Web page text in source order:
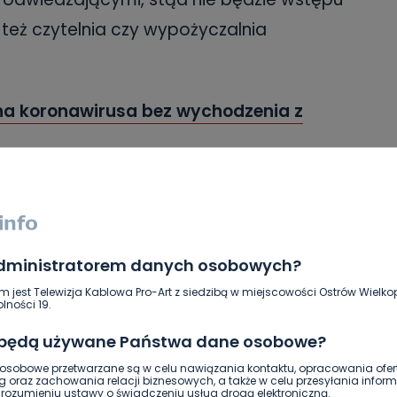
danych osobowych?
jest Telewizja Kablowa Pro-Art z siedzibą w miejscowości Ostrów
19.
używane Państwa dane osobowe?
przetwarzane są w celu nawiązania kontaktu, opracowania
oraz zachowania relacji biznesowych, a także w celu przesyłania
ustawy o świadczeniu usług drogą elektroniczną.
czytelnia czy wypożyczalnia
koronawirusa bez wychodzenia z
więc jesteśmy zobowiązani utrzymać
Zgodnie z wytycznymi Biblioteki
„czystą drogę” oraz
– wyjaśnia dyrektor Bukowska. Oznacza
będą wypożyczane w bibliotece
musieli do budynku przy ul.